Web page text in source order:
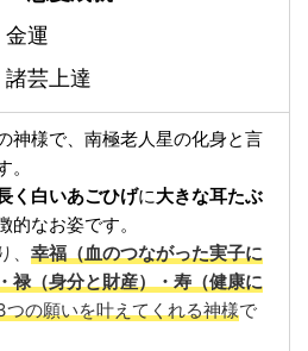
金運
諸芸上達
神様で、南極老人星の化身と言
く白いあごひげに大きな耳たぶ
的なお姿です。
幸福（血のつながった実子に
禄（身分と財産）・寿（健康に
つの願いを叶えてくれる神様で